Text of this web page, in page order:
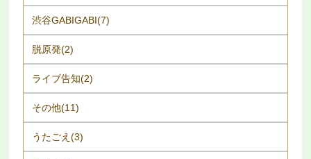
渋谷GABIGABI(7)
脱原発(2)
ライブ告知(2)
その他(11)
うたごえ(3)